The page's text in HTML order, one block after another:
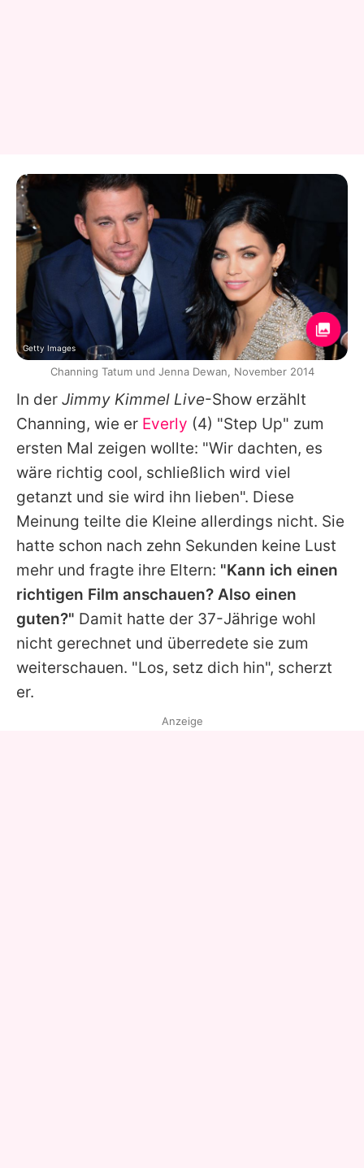
In der Jimmy Kimmel Live-Show erzählt
Channing, wie er Everly (4) "Step Up" zum
ersten Mal zeigen wollte: "Wir dachten, es
wäre richtig cool, schließlich wird viel
getanzt und sie wird ihn lieben". Diese
Meinung teilte die Kleine allerdings nicht. Sie
hatte schon nach zehn Sekunden keine Lust
mehr und fragte ihre Eltern: "Kann ich einen
richtigen Film anschauen? Also einen
guten?" Damit hatte der 37-Jährige wohl
nicht gerechnet und überredete sie zum
weiterschauen. "Los, setz dich hin", scherzt
er.
Getty Images
Channing Tatum und Jenna Dewan, November 2014
Anzeige